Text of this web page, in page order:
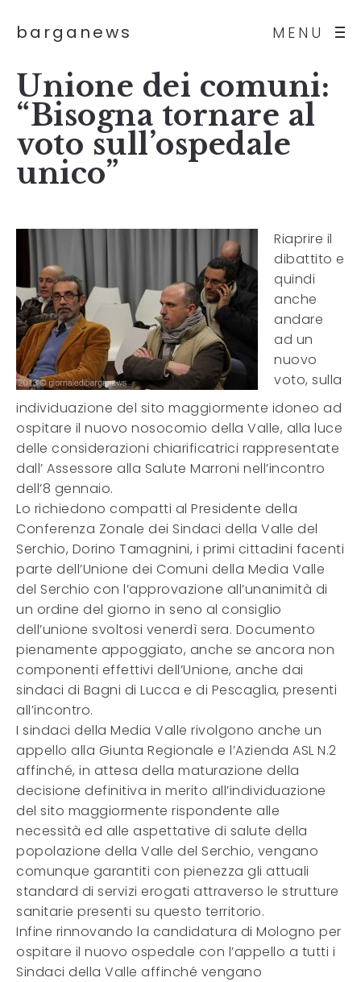
MENU
barganews
Unione dei comuni:
“Bisogna tornare al
voto sull’ospedale
unico”
Riaprire il
dibattito e
quindi
anche
andare
ad un
nuovo
voto, sulla
individuazione del sito maggiormente idoneo ad
ospitare il nuovo nosocomio della Valle, alla luce
delle considerazioni chiarificatrici rappresentate
dall’ Assessore alla Salute Marroni nell’incontro
dell’8 gennaio.
Lo richiedono compatti al Presidente della
Conferenza Zonale dei Sindaci della Valle del
Serchio, Dorino Tamagnini, i primi cittadini facenti
parte dell’Unione dei Comuni della Media Valle
del Serchio con l’approvazione all’unanimità di
un ordine del giorno in seno al consiglio
dell’unione svoltosi venerdì sera. Documento
pienamente appoggiato, anche se ancora non
componenti effettivi dell’Unione, anche dai
sindaci di Bagni di Lucca e di Pescaglia, presenti
all’incontro.
I sindaci della Media Valle rivolgono anche un
appello alla Giunta Regionale e l’Azienda ASL N.2
affinché, in attesa della maturazione della
decisione definitiva in merito all’individuazione
del sito maggiormente rispondente alle
necessità ed alle aspettative di salute della
popolazione della Valle del Serchio, vengano
comunque garantiti con pienezza gli attuali
standard di servizi erogati attraverso le strutture
sanitarie presenti su questo territorio.
Infine rinnovando la candidatura di Mologno per
ospitare il nuovo ospedale con l’appello a tutti i
Sindaci della Valle affinché vengano